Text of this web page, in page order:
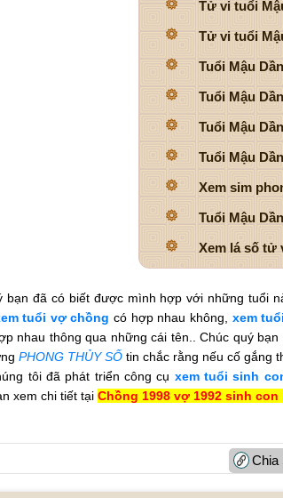
Tử vi tuổi
Tử vi tuổi
Tuổi Mậu
Tuổi Mậu
Tuổi Mậu
Tuổi Mậu
Xem sim
Tuổi Mậu
Xem lá số tử
bạn đã có biết được mình hợp với những tuổi
tuổi vợ chồng có hợp nhau không, xem
nhau thông qua những cái tên.
. Chúc quý
PHONG THỦY SỐ tin chắc rằng nếu cố gắng
tôi đã phát triển công cụ xem tuổi sinh
xem chi tiết tại Chồng 1998 vợ 1992 sinh con
Chia